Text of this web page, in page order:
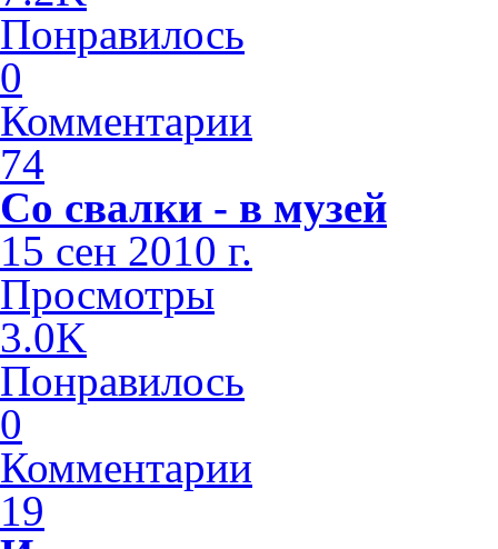
Понравилось
0
Комментарии
74
Со свалки - в музей
15 сен 2010 г.
Просмотры
3.0K
Понравилось
0
Комментарии
19